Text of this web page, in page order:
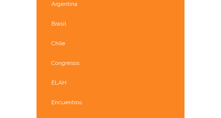
Argentina
Brasil
Chile
Congresos
ELAH
Encuentros